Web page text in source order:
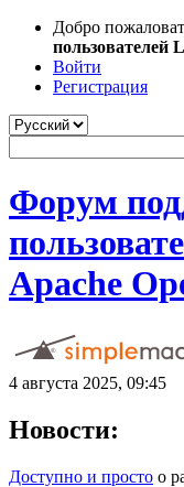
Добро
пользователей
Войти
Регистрация
Форум
Apache
4 августа 2025, 09:45
Новости:
Доступно и просто о